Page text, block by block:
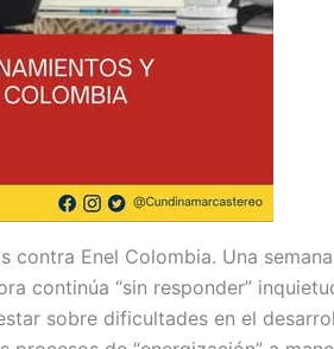
contra Enel Colombia. Una semana
continúa “sin responder”
sobre dificultades en el